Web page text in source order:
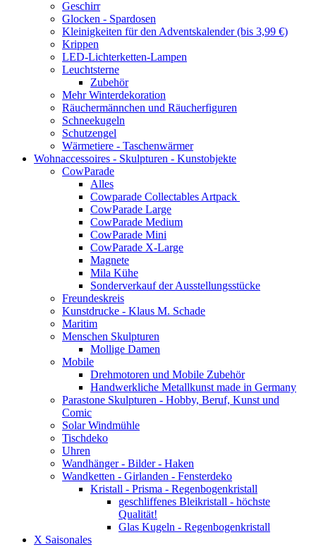
Geschirr
Glocken - Spardosen
Kleinigkeiten für den Adventskalender (bis 3,99 €)
Krippen
LED-Lichterketten-Lampen
Leuchtsterne
Zubehör
Mehr Winterdekoration
Räuchermännchen und Räucherfiguren
Schneekugeln
Schutzengel
Wärmetiere - Taschenwärmer
Wohnaccessoires - Skulpturen - Kunstobjekte
CowParade
Alles
Cowparade Collectables Artpack
CowParade Large
CowParade Medium
CowParade Mini
CowParade X-Large
Magnete
Mila Kühe
Sonderverkauf der Ausstellungsstücke
Freundeskreis
Kunstdrucke - Klaus M. Schade
Maritim
Menschen Skulpturen
Mollige Damen
Mobile
Drehmotoren und Mobile Zubehör
Handwerkliche Metallkunst made in Germany
Parastone Skulpturen - Hobby, Beruf, Kunst und
Comic
Solar Windmühle
Tischdeko
Uhren
Wandhänger - Bilder - Haken
Wandketten - Girlanden - Fensterdeko
Kristall - Prisma - Regenbogenkristall
geschliffenes Bleikristall - höchste
Qualität!
Glas Kugeln - Regenbogenkristall
X Saisonales